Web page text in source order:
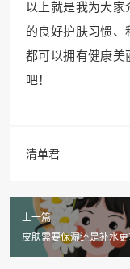
以上就是我为大家
的良好护肤习惯、
都可以拥有健康美
吧！
清单君
上一篇
皮肤需要保湿还是补水更